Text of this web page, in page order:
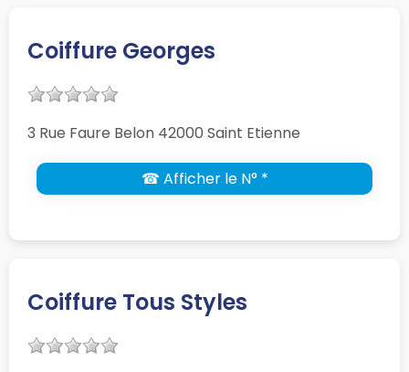
Coiffure Georges
3 Rue Faure Belon 42000 Saint Etienne
☎ Afficher le N° *
Coiffure Tous Styles